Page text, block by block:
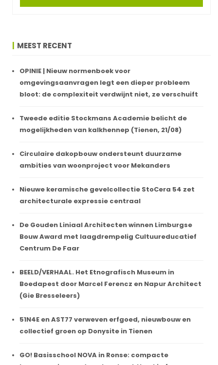
MEEST RECENT
OPINIE | Nieuw normenboek voor
omgevingsaanvragen legt een dieper probleem
bloot: de complexiteit verdwijnt niet, ze verschuift
Tweede editie Stockmans Academie belicht de
mogelijkheden van kalkhennep (Tienen, 21/08)
Circulaire dakopbouw ondersteunt duurzame
ambities van woonproject voor Mekanders
Nieuwe keramische gevelcollectie StoCera 54 zet
architecturale expressie centraal
De Gouden Liniaal Architecten winnen Limburgse
Bouw Award met laagdrempelig Cultuureducatief
Centrum De Faar
BEELD/VERHAAL. Het Etnografisch Museum in
Boedapest door Marcel Ferencz en Napur Architect
(Gie Bresseleers)
51N4E en AST77 verweven erfgoed, nieuwbouw en
collectief groen op Donysite in Tienen
GO! Basisschool NOVA in Ronse: compacte